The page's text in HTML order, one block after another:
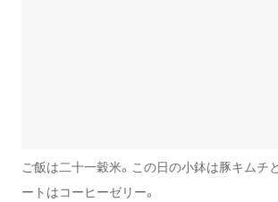
ご飯は二十一穀米。この日の小鉢は豚キムチ
ートはコーヒーゼリー。